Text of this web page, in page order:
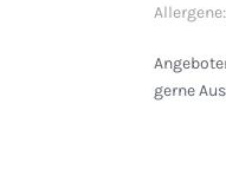
gerne